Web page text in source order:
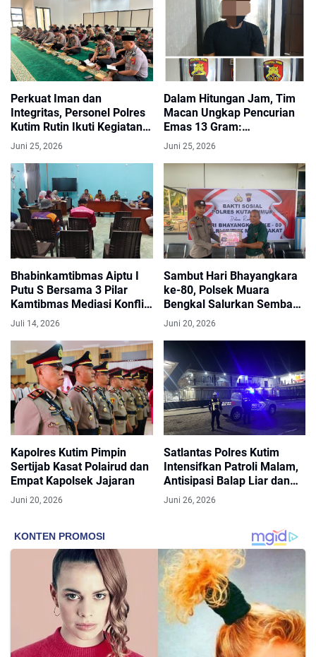
Perkuat Iman dan
Integritas, Personel Polres
Kutim Rutin Ikuti Kegiatan
Binrohtal
Juni 25, 2026
Dalam Hitungan Jam, Tim
Macan Ungkap Pencurian
Emas 13 Gram:
Membongkar Jaringan
Juni 25, 2026
Bhabinkamtibmas Aiptu I
Putu S Bersama 3 Pilar
Kamtibmas Mediasi Konflik
Warga Lewat Musyawarah
Juli 14, 2026
Sambut Hari Bhayangkara
ke-80, Polsek Muara
Bengkal Salurkan Sembako
kepada Warga Kurang
Mampu
Juni 20, 2026
Kapolres Kutim Pimpin
Sertijab Kasat Polairud dan
Empat Kapolsek Jajaran
Juni 20, 2026
Satlantas Polres Kutim
Intensifkan Patroli Malam,
Antisipasi Balap Liar dan
Cegah Kecelakaan
Juni 26, 2026